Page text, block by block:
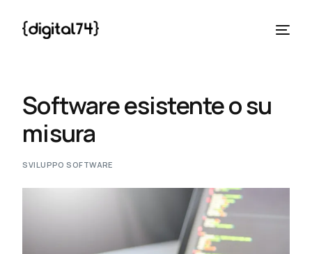
Software esistente o su
misura
SVILUPPO SOFTWARE